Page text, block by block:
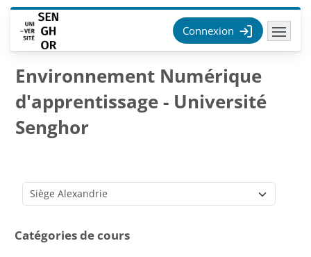
Passer au contenu principal
Connexion
Environnement Numérique
d'apprentissage - Université
Senghor
Catégories de cours